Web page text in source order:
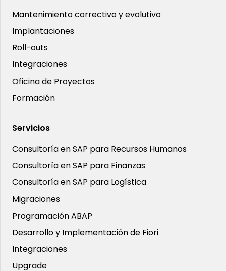
Mantenimiento correctivo y evolutivo
Implantaciones
Roll-outs
Integraciones
Oficina de Proyectos
Formación
Servicios
Consultoría en SAP para Recursos Humanos
Consultoría en SAP para Finanzas
Consultoría en SAP para Logística
Migraciones
Programación ABAP
Desarrollo y Implementación de Fiori
Integraciones
Upgrade